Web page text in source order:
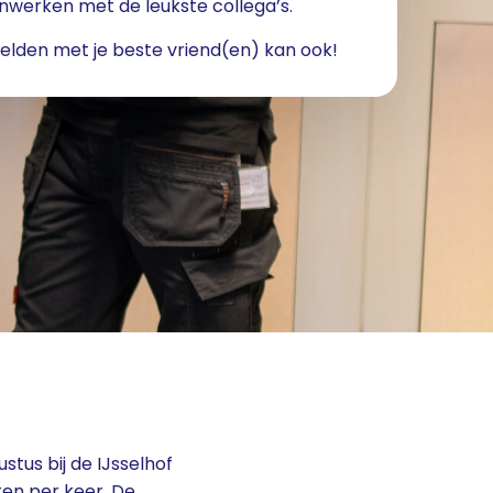
met de leukste collega’s.
met je beste vriend(en) kan ook!
bij de IJsselhof